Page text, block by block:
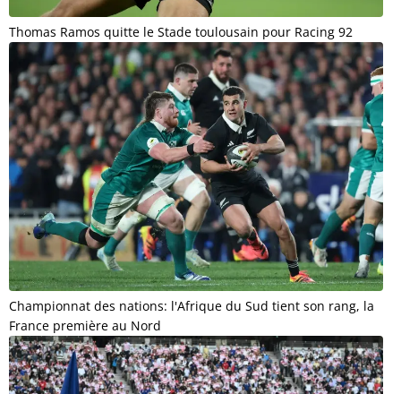
Thomas Ramos quitte le Stade toulousain pour Racing 92
Championnat des nations: l'Afrique du Sud tient son rang, la
France première au Nord